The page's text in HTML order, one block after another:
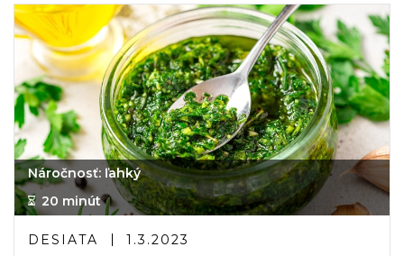
Náročnosť: ľahký
20 minút
DESIATA 1.3.2023